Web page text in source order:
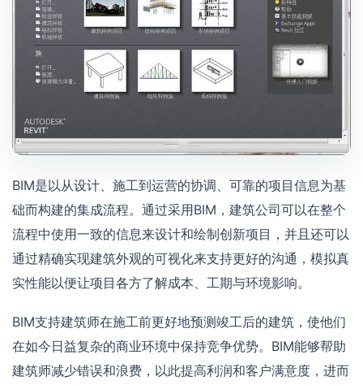
BIM是以从设计、施工到运营的协调、可靠的项目信息为基
础而构建的集成流程。通过采用BIM，建筑公司可以在整个
流程中使用一致的信息来设计和绘制创新项目，并且还可以
通过精确实现建筑外观的可视化来支持更好的沟通，模拟真
实性能以便让项目各方了解成本、工期与环境影响。
BIM支持建筑师在施工前更好地预测竣工后的建筑，使他们
在如今日益复杂的商业环境中保持竞争优势。BIM能够帮助
建筑师减少错误和浪费，以此提高利润和客户满意度，进而